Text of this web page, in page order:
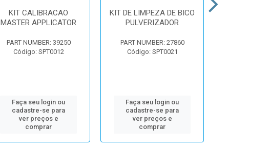
KIT CALIBRACAO
MASTER APPLICATOR
PART NUMBER: 39250
Código: SPT0012
Faça seu login ou
cadastre-se para
ver preços e
comprar
KIT DE LIMPEZA DE BICO
PULVERIZADOR
PART NUMBER: 27860
Código: SPT0021
Faça seu login ou
cadastre-se para
ver preços e
comprar